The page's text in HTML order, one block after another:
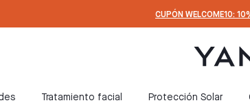
CUPÓN WELCOME10:
Tratamiento facial Protección Solar